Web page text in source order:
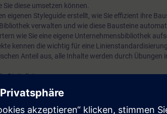
diese umsetzen können.
eigenen Styleguide erstellt, wie Sie effizient ihre
verwalten und wie diese Bausteine
wie Sie eine eigene Unternehmensbibliothek
kennen die wichtig für eine Linienstandardisierung
Anteil aus, alle Inhalte werden durch Übungen
Digitalisierung.